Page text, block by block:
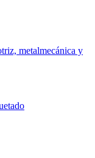
metalmecánica y